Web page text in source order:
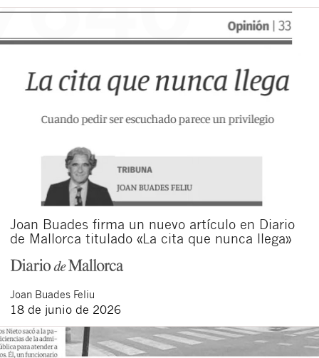
Joan Buades firma un nuevo artículo en Diario
de Mallorca titulado «La cita que nunca llega»
Joan Buades Feliu
18 de junio de 2026